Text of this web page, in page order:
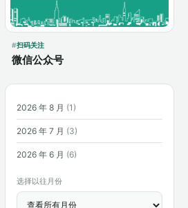
扫码关注
微信公众号
2026 年 8 月 (1)
2026 年 7 月 (3)
2026 年 6 月 (6)
选择以往月份